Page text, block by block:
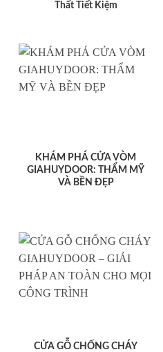
Thất Tiết Kiệm
KHÁM PHÁ CỬA VÒM
GIAHUYDOOR: THẨM MỸ
VÀ BỀN ĐẸP
CỬA GỖ CHỐNG CHÁY